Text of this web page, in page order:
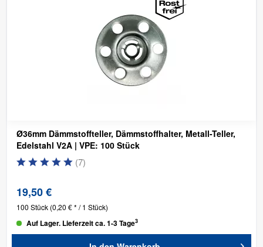
Ø36mm Dämmstoffteller, Dämmstoffhalter, Metall-Teller,
Edelstahl V2A | VPE: 100 Stück
(7)
19,50 €
100 Stück (0,20 € * / 1 Stück)
Auf Lager. Lieferzeit ca. 1-3 Tage3